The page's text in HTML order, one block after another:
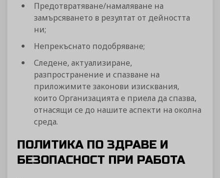
Предотвратяване/намаляване на
замърсяването в резултат от дейността
ни;
Непрекъснато подобряване;
Следене, актуализиране,
разпространение и спазване на
приложимите законови изисквания,
които Организацията е приела да спазва,
отнасящи се до нашите аспекти на околна
среда.
ПОЛИТИКА ПО ЗДРАВЕ И
БЕЗОПАСНОСТ ПРИ РАБОТА